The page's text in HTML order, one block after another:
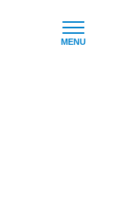
MENU